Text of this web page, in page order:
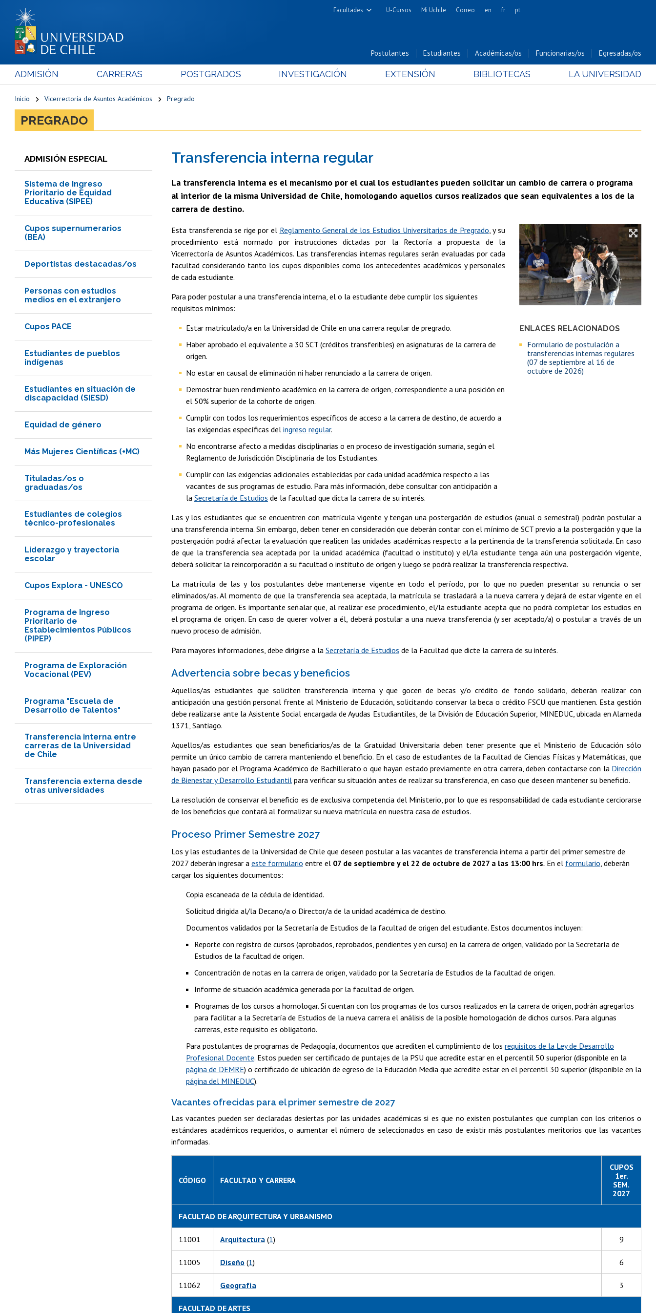
Facultades
Cs. Físicas y Matemáticas
Cs. Forestales y Conservación
Cs. Químicas y Farmacéuticas
Cs. Sociales
Estudios Avanzados en Educación
Alimentos
Hospital Clínico
U-Cursos Mi Uchile Correo en fr pt
Postulantes Estudiantes Académicas/os Funcionarias/os Egresadas/os
ADMISIÓN CARRERAS POSTGRADOS INVESTIGACIÓN EXTENSIÓN BIBLIOTECAS LA UNIVERSIDAD
Inicio Vicerrectoría de Asuntos Académicos Pregrado
PREGRADO
ADMISIÓN ESPECIAL
Sistema de Ingreso
Prioritario de Equidad
Educativa (SIPEE)
Cupos supernumerarios
(BEA)
Deportistas destacadas/os
Personas con estudios
medios en el extranjero
Cupos PACE
Estudiantes de pueblos
indígenas
Estudiantes en situación de
discapacidad (SIESD)
Equidad de género
Más Mujeres Científicas (+MC)
Tituladas/os o
graduadas/os
Estudiantes de colegios
técnico-profesionales
Liderazgo y trayectoria
escolar
Cupos Explora - UNESCO
Programa de Ingreso
Prioritario de
Establecimientos Públicos
(PIPEP)
Programa de Exploración
Vocacional (PEV)
Programa "Escuela de
Desarrollo de Talentos"
Transferencia interna entre
carreras de la Universidad
de Chile
Transferencia externa desde
otras universidades
Transferencia interna regular
La transferencia interna es el mecanismo por el cual los estudiantes pueden solicitar un cambio de carrera o programa
al interior de la misma Universidad de Chile, homologando aquellos cursos realizados que sean equivalentes a los de la
carrera de destino.
ENLACES RELACIONADOS
Formulario de postulación a
transferencias internas regulares
(07 de septiembre al 16 de
octubre de 2026)
Esta transferencia se rige por el Reglamento General de los Estudios Universitarios de Pregrado , y su
procedimiento está normado por instrucciones dictadas por la Rectoría a propuesta de la
Vicerrectoría de Asuntos Académicos. Las transferencias internas regulares serán evaluadas por cada
facultad considerando tanto los cupos disponibles como los antecedentes académicos y personales
de cada estudiante.
Para poder postular a una transferencia interna, el o la estudiante debe cumplir los siguientes
requisitos mínimos:
Estar matriculado/a en la Universidad de Chile en una carrera regular de pregrado.
Haber aprobado el equivalente a 30 SCT (créditos transferibles) en asignaturas de la carrera de
origen.
No estar en causal de eliminación ni haber renunciado a la carrera de origen.
Demostrar buen rendimiento académico en la carrera de origen, correspondiente a una posición en
el 50% superior de la cohorte de origen.
Cumplir con todos los requerimientos específicos de acceso a la carrera de destino, de acuerdo a
las exigencias específicas del ingreso regular.
No encontrarse afecto a medidas disciplinarias o en proceso de investigación sumaria, según el
Reglamento de Jurisdicción Disciplinaria de los Estudiantes.
Cumplir con las exigencias adicionales establecidas por cada unidad académica respecto a las
vacantes de sus programas de estudio. Para más información, debe consultar con anticipación a
la Secretaría de Estudios de la facultad que dicta la carrera de su interés.
Las y los estudiantes que se encuentren con matrícula vigente y tengan una postergación de estudios (anual o semestral) podrán postular a
una transferencia interna. Sin embargo, deben tener en consideración que deberán contar con el mínimo de SCT previo a la postergación y que la
postergación podrá afectar la evaluación que realicen las unidades académicas respecto a la pertinencia de la transferencia solicitada. En caso
de que la transferencia sea aceptada por la unidad académica (facultad o instituto) y el/la estudiante tenga aún una postergación vigente,
deberá solicitar la reincorporación a su facultad o instituto de origen y luego se podrá realizar la transferencia respectiva.
La matrícula de las y los postulantes debe mantenerse vigente en todo el período, por lo que no pueden presentar su renuncia o ser
eliminados/as. Al momento de que la transferencia sea aceptada, la matrícula se trasladará a la nueva carrera y dejará de estar vigente en el
programa de origen. Es importante señalar que, al realizar ese procedimiento, el/la estudiante acepta que no podrá completar los estudios en
el programa de origen. En caso de querer volver a él, deberá postular a una nueva transferencia (y ser aceptado/a) o postular a través de un
nuevo proceso de admisión.
Para mayores informaciones, debe dirigirse a la Secretaría de Estudios de la Facultad que dicte la carrera de su interés.
Advertencia sobre becas y beneficios
Aquellos/as estudiantes que soliciten transferencia interna y que gocen de becas y/o crédito de fondo solidario, deberán realizar con
anticipación una gestión personal frente al Ministerio de Educación, solicitando conservar la beca o crédito FSCU que mantienen. Esta gestión
debe realizarse ante la Asistente Social encargada de Ayudas Estudiantiles, de la División de Educación Superior, MINEDUC, ubicada en Alameda
1371, Santiago.
Aquellos/as estudiantes que sean beneficiarios/as de la Gratuidad Universitaria deben tener presente que el Ministerio de Educación sólo
permite un único cambio de carrera manteniendo el beneficio. En el caso de estudiantes de la Facultad de Ciencias Físicas y Matemáticas, que
hayan pasado por el Programa Académico de Bachillerato o que hayan estado previamente en otra carrera, deben contactarse con la Dirección
de Bienestar y Desarrollo Estudiantil para verificar su situación antes de realizar su transferencia, en caso que deseen mantener su beneficio.
La resolución de conservar el beneficio es de exclusiva competencia del Ministerio, por lo que es responsabilidad de cada estudiante cerciorarse
de los beneficios que contará al formalizar su nueva matrícula en nuestra casa de estudios.
Proceso Primer Semestre 2027
Los y las estudiantes de la Universidad de Chile que deseen postular a las vacantes de transferencia interna a partir del primer semestre de
2027 deberán ingresar a este formulario entre el 07 de septiembre y el 22 de octubre de 2027 a las 13:00 hrs. En el formulario, deberán
cargar los siguientes documentos:
Copia escaneada de la cédula de identidad.
Solicitud dirigida al/la Decano/a o Director/a de la unidad académica de destino.
Documentos validados por la Secretaría de Estudios de la facultad de origen del estudiante. Estos documentos incluyen:
Reporte con registro de cursos (aprobados, reprobados, pendientes y en curso) en la carrera de origen, validado por la Secretaría de
Estudios de la facultad de origen.
Concentración de notas en la carrera de origen, validado por la Secretaría de Estudios de la facultad de origen.
Informe de situación académica generada por la facultad de origen.
Programas de los cursos a homologar. Si cuentan con los programas de los cursos realizados en la carrera de origen, podrán agregarlos
para facilitar a la Secretaría de Estudios de la nueva carrera el análisis de la posible homologación de dichos cursos. Para algunas
carreras, este requisito es obligatorio.
Para postulantes de programas de Pedagogía, documentos que acrediten el cumplimiento de los requisitos de la Ley de Desarrollo
Profesional Docente. Estos pueden ser certificado de puntajes de la PSU que acredite estar en el percentil 50 superior (disponible en la
página de DEMRE) o certificado de ubicación de egreso de la Educación Media que acredite estar en el percentil 30 superior (disponible en la
página del MINEDUC).
Vacantes ofrecidas para el primer semestre de 2027
Las vacantes pueden ser declaradas desiertas por las unidades académicas si es que no existen postulantes que cumplan con los criterios o
estándares académicos requeridos, o aumentar el número de seleccionados en caso de existir más postulantes meritorios que las vacantes
informadas.
CÓDIGO FACULTAD Y CARRERA
CUPOS
1er.
SEM.
2027
FACULTAD DE ARQUITECTURA Y URBANISMO
11001 Arquitectura (1) 9
11005 Diseño (1) 6
11062 Geografía 3
FACULTAD DE ARTES